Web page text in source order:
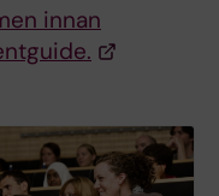
innan